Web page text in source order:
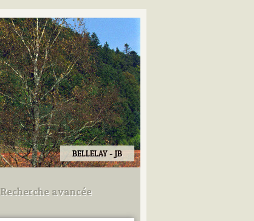
BELLELAY - JB
Recherche avancée
Utilisez les champs ci-dessous